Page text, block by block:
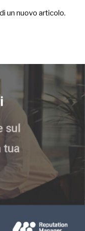
un nuovo articolo.